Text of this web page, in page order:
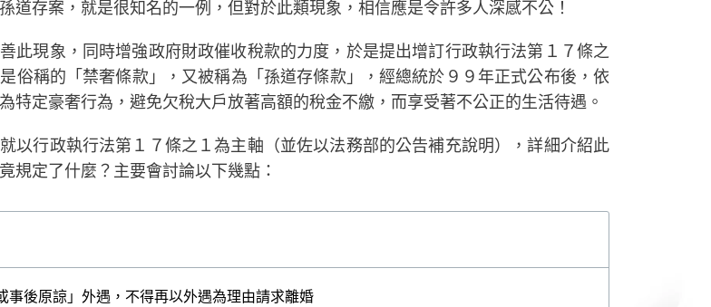
道存案，就是很知名的一例，但對於此類現象，相信應是令許多人深感不公！
此現象，同時增強政府財政催收稅款的力度，於是提出增訂行政執行法第１７條之
俗稱的「禁奢條款」，又被稱為「孫道存條款」，經總統於９９年正式公布後，依
特定豪奢行為，避免欠稅大戶放著高額的稅金不繳，而享受著不公正的生活待遇。
以行政執行法第１７條之１為主軸（並佐以法務部的公告補充說明），詳細介紹此
規定了什麼？主要會討論以下幾點：
事後原諒」外遇，不得再以外遇為理由請求離婚